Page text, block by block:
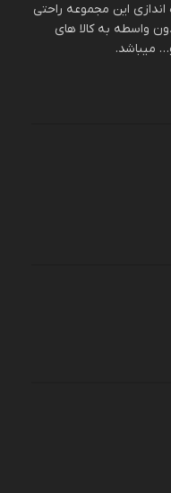
این مجموعه راحتی
واسطه به کالا های